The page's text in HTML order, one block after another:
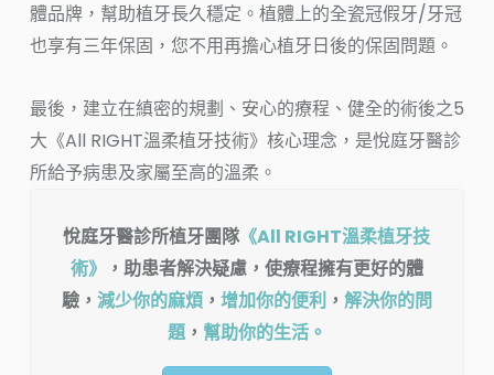
體品牌，幫助植牙長久穩定。植體上的全瓷冠假牙/牙冠
也享有三年保固，您不用再擔心植牙日後的保固問題。
最後，建立在縝密的規劃、安心的療程、健全的術後之5
大《All RIGHT溫柔植牙技術》核心理念，是悅庭牙醫診
所給予病患及家屬至高的溫柔。
悅庭牙醫診所植牙團隊 《All RIGHT溫柔植牙技
術》
，助患者解決疑慮， 使療程擁有更好的體
驗， 減少你的麻煩， 增加你的便利 ， 解決你的問
題， 幫助你的生活。